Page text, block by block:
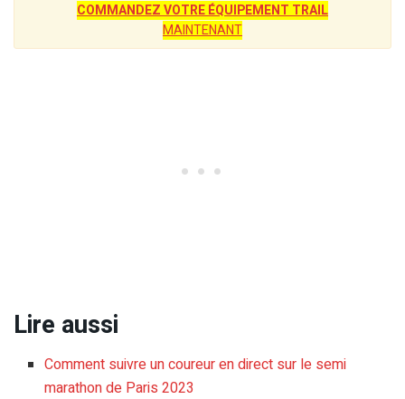
COMMANDEZ VOTRE ÉQUIPEMENT TRAIL
MAINTENANT
Lire aussi
Comment suivre un coureur en direct sur le semi
marathon de Paris 2023